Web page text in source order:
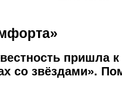
пришла
со звёздами».